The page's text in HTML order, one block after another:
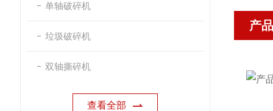
单轴破碎机
垃圾破碎机
双轴撕碎机
查看全部
产